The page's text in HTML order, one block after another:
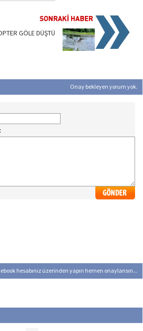
GÖLE DÜŞTÜ
Onay bekleyen yorum yok.
hesabınız üzerinden yapın hemen onaylansın...